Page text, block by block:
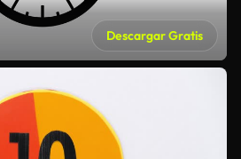
Descargar Gratis